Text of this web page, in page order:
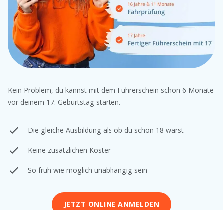
Kein Problem, du kannst mit dem Führerschein schon 6 Monate
vor deinem 17. Geburtstag starten.
Die gleiche Ausbildung als ob du schon 18 wärst
Keine zusätzlichen Kosten
So früh wie möglich unabhängig sein
JETZT ONLINE ANMELDEN